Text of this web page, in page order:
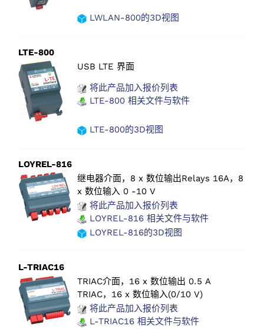
LWLAN-800的3D视图
LTE-800
USB LTE 界面
将此产品加入报价列表
LTE-800 相关文件与软件
LTE-800的3D视图
LOYREL-816
继电器介面，8 x 数位输出Relays 16A，8
x 数位输入 0 -10 V
将此产品加入报价列表
LOYREL-816 相关文件与软件
LOYREL-816的3D视图
L-TRIAC16
TRIAC介面，16 x 数位输出 0.5 A
TRIAC，16 x 数位输入(0/10 V)
将此产品加入报价列表
L-TRIAC16 相关文件与软件